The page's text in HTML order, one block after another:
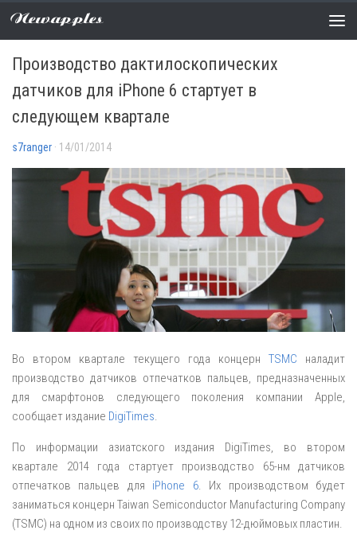
Newapples
СЛУХИ 0 COMMENTS
Производство дактилоскопических
датчиков для iPhone 6 стартует в
следующем квартале
s7ranger · 14/01/2014
Во втором квартале текущего года концерн TSMC наладит
производство датчиков отпечатков пальцев, предназначенных
для смарфтонов следующего поколения компании Apple,
сообщает издание DigiTimes
По информации азиатского издания DigiTimes, во втором
квартале 2014 года стартует производство 65-нм датчиков
отпечатков пальцев для iPhone 6. Их производством будет
заниматься концерн Taiwan Semiconductor Manufacturing Company
(TSMC) на одном из своих по производству 12-дюймовых пластин.